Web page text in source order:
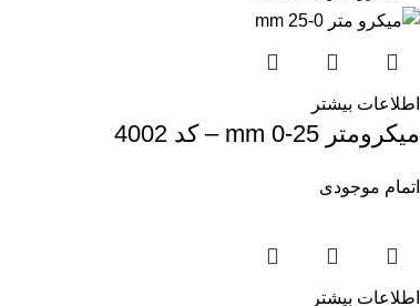
اطلاعات بیشتر
میکرومتر mm 0-25 – کد 4002
اتمام موجودی
اطلاعات بیشتر